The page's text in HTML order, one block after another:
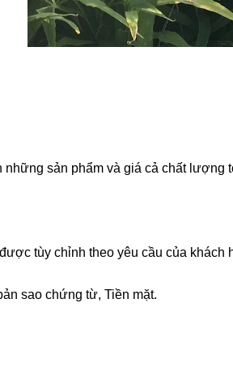
sản phẩm và giá cả chất lượng
tùy chỉnh theo yêu cầu của khách
sao chứng từ, Tiền mặt.